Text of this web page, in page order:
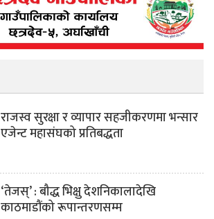
राजस्व सुरक्षा र व्यापार सहजीकरणमा भन्सार
एजेन्ट महासंघको प्रतिबद्धता
‘तेजस्’ : बौद्ध भिक्षु देशनिकालादेखि
काठमाडौंको रूपान्तरणसम्म